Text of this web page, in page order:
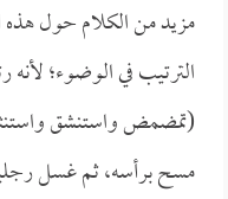
مزيد من الكلام حول هذه
الترتيب في الوضوء؛
(تمضمض واستنشق
مسح برأسه، ثم غسل